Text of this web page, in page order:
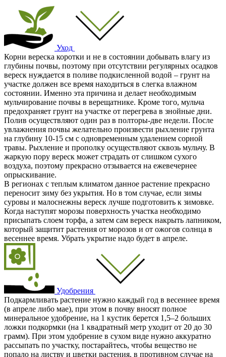
Уход
Корни вереска коротки и не в состоянии добывать влагу из
глубины почвы, поэтому при отсутствии регулярных осадков
вереск нуждается в поливе подкисленной водой – грунт на
участке должен все время находиться в слегка влажном
состоянии. Именно эта причина и делает необходимым
мульчирование почвы в верещатнике. Кроме того, мульча
предохраняет грунт на участке от перегрева в знойные дни.
Полив осуществляют один раз в полторы-две недели. После
увлажнения почвы желательно произвести рыхление грунта
на глубину 10-15 см с одновременным удалением сорной
травы. Рыхление и прополку осуществляют сквозь мульчу. В
жаркую пору вереск может страдать от слишком сухого
воздуха, поэтому прекрасно отзывается на ежевечернее
опрыскивание.
В регионах с теплым климатом данное растение прекрасно
переносит зиму без укрытия. Но в том случае, если зимы
суровы и малоснежны вереск лучше подготовить к зимовке.
Когда наступят морозы поверхность участка необходимо
присыпать слоем торфа, а затем сам вереск накрыть лапником,
который защитит растения от морозов и от ожогов солнца в
весеннее время. Убрать укрытие надо будет в апреле.
Удобрения
Подкармливать растение нужно каждый год в весеннее время
(в апреле либо мае), при этом в почву вносят полное
минеральное удобрение, на 1 кустик берется 1,5–2 больших
ложки подкормки (на 1 квадратный метр уходит от 20 до 30
грамм). При этом удобрение в сухом виде нужно аккуратно
рассыпать по участку, постарайтесь, чтобы вещество не
попало на листву и цветки растения, в противном случае на